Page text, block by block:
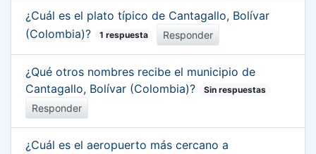
¿Cuál es el plato típico de Cantagallo, Bolívar
(Colombia)?
1 respuesta Responder
¿Qué otros nombres recibe el municipio de
Cantagallo, Bolívar (Colombia)?
Sin respuestas
Responder
¿Cuál es el aeropuerto más cercano a